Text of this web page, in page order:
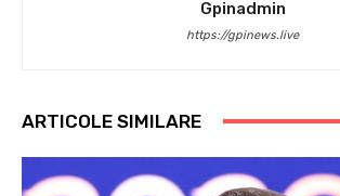
Gpinadmin
https://gpinews.live
ARTICOLE SIMILARE